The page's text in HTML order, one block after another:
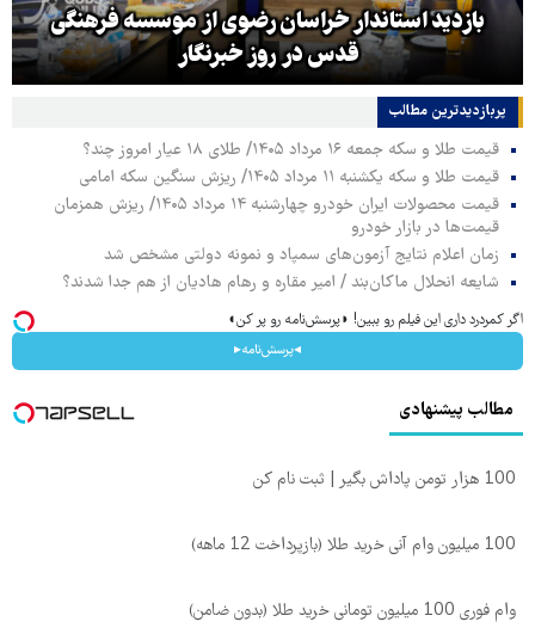
بازدید استاندار خراسان رضوی از موسسه فرهنگی
قدس در روز خبرنگار
پربازدیدترین‌ مطالب
قیمت طلا و سکه جمعه ۱۶ مرداد ۱۴۰۵/ طلای ۱۸ عیار امروز چند؟
قیمت طلا و سکه یکشنبه ۱۱ مرداد ۱۴۰۵/ ریزش سنگین سکه امامی
قیمت محصولات ایران خودرو چهارشنبه ۱۴ مرداد ۱۴۰۵/ ریزش همزمان
قیمت‌ها در بازار خودرو
زمان اعلام نتایج آزمون‌های سمپاد و نمونه دولتی مشخص شد
شایعه انحلال ماکان‌بند / امیر مقاره و رهام هادیان از هم جدا شدند؟
اگر کمردرد داری این فیلم رو ببین! ◗پرسش‌نامه رو پر کن◖
◂پرسش‌نامه▸
مطالب پیشنهادی
100 هزار تومن پاداش بگیر | ثبت نام کن
100 میلیون وام آنی خرید طلا (بازپرداخت 12 ماهه)
وام فوری 100 میلیون تومانی خرید طلا (بدون ضامن)